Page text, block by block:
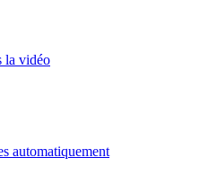
la vidéo
automatiquement